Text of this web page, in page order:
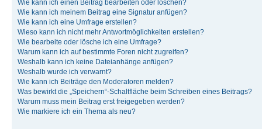
Wie kann ich einen Beitrag bearbeiten oder löschen?
Wie kann ich meinem Beitrag eine Signatur anfügen?
Wie kann ich eine Umfrage erstellen?
Wieso kann ich nicht mehr Antwortmöglichkeiten erstellen?
Wie bearbeite oder lösche ich eine Umfrage?
Warum kann ich auf bestimmte Foren nicht zugreifen?
Weshalb kann ich keine Dateianhänge anfügen?
Weshalb wurde ich verwarnt?
Wie kann ich Beiträge den Moderatoren melden?
Was bewirkt die „Speichern“-Schaltfläche beim Schreiben eines Beitrags?
Warum muss mein Beitrag erst freigegeben werden?
Wie markiere ich ein Thema als neu?